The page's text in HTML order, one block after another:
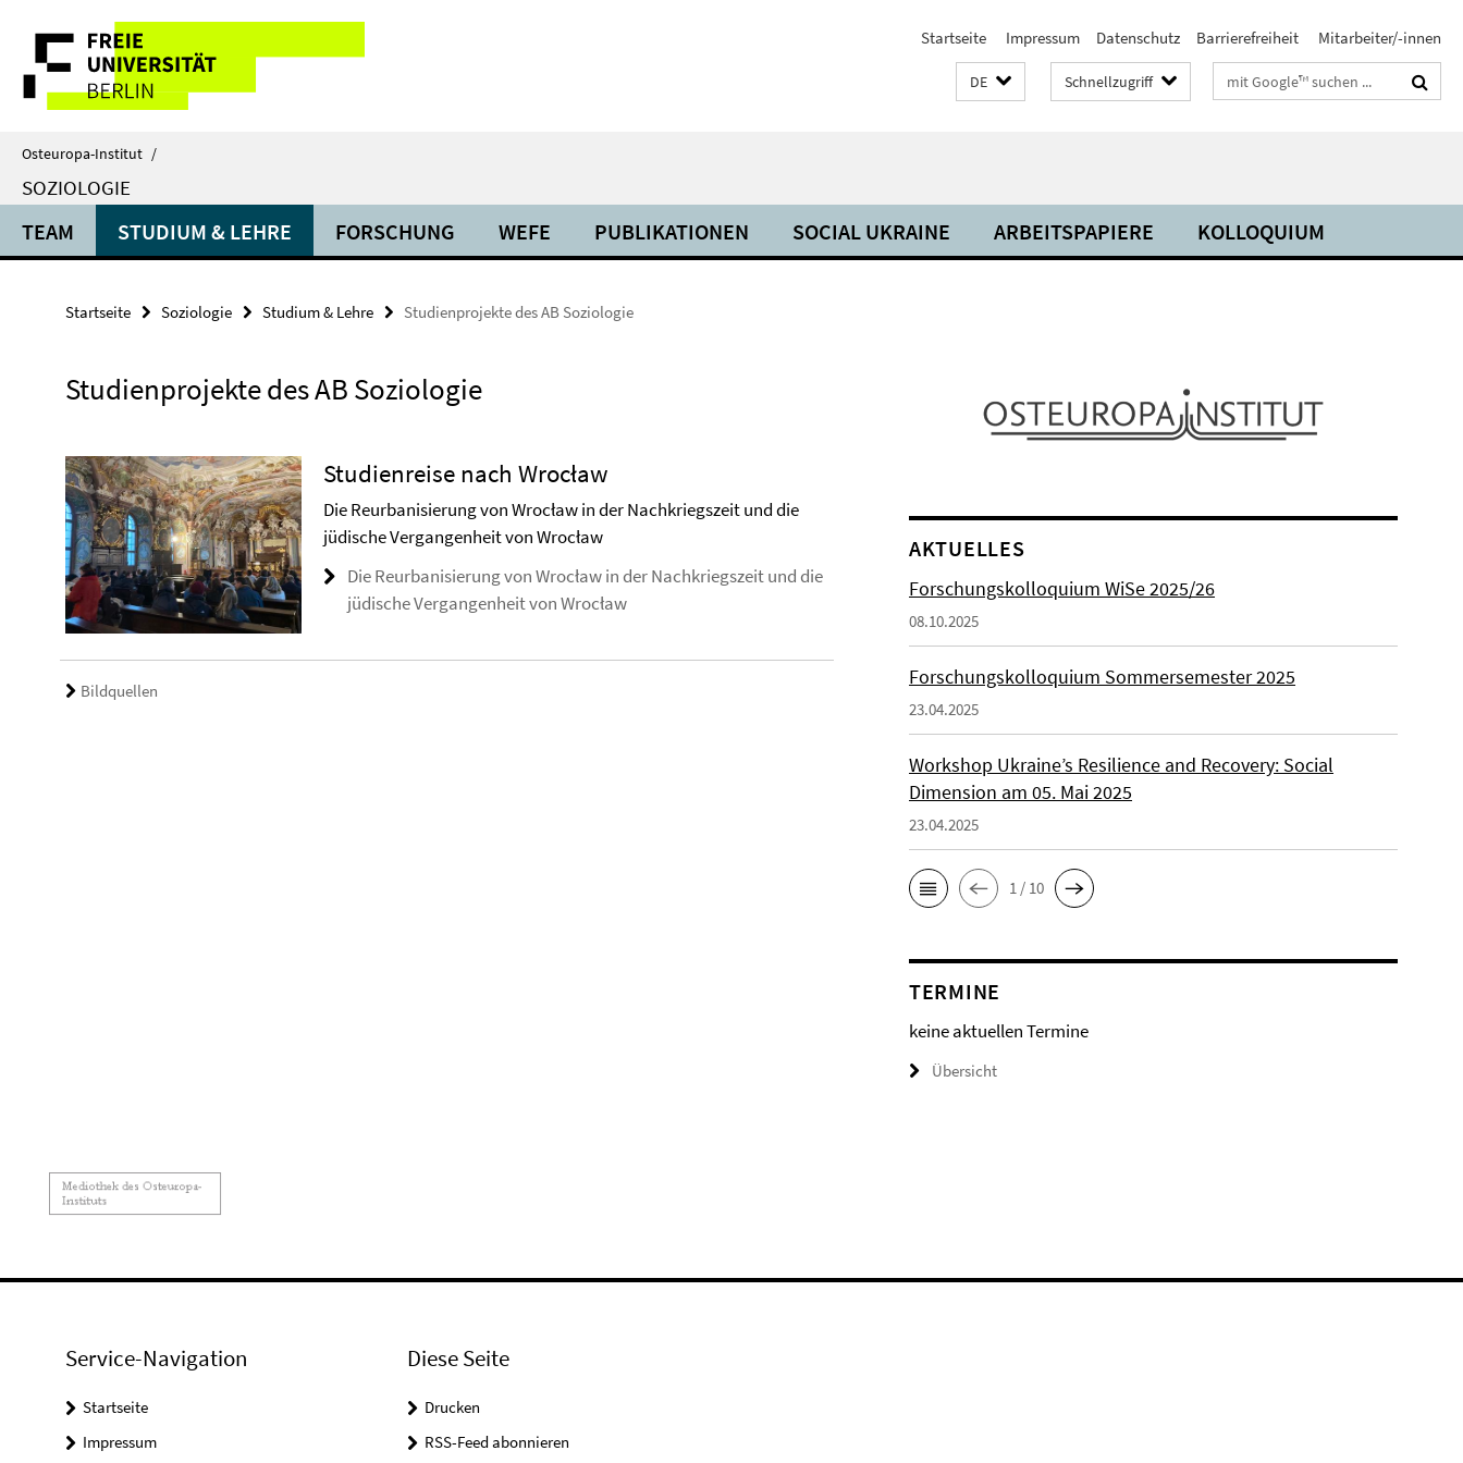
direkt
Inhalt
Service-
Navigation
Startseite Impressum Datenschutz Barrierefreiheit Mitarbeiter/-innen
DE Schnellzugriff Suchbegriffe
Osteuropa-Institut /
SOZIOLOGIE
TEAM STUDIUM & LEHRE FORSCHUNG WEFE PUBLIKATIONEN SOCIAL UKRAINE ARBEITSPAPIERE KOLLOQUIUM
Startseite Soziologie Studium & Lehre Studienprojekte des AB Soziologie
Studienprojekte des AB Soziologie
Studienreise nach Wrocław
Die Reurbanisierung von Wrocław in der Nachkriegszeit und die
jüdische Vergangenheit von Wrocław
Die Reurbanisierung von Wrocław in der Nachkriegszeit und die
jüdische Vergangenheit von Wrocław
Bildquellen
AKTUELLES
Forschungskolloquium WiSe 2025/26
08.10.2025
Forschungskolloquium Sommersemester 2025
23.04.2025
Workshop Ukraine’s Resilience and Recovery: Social
Dimension am 05. Mai 2025
23.04.2025
1 / 10
TERMINE
keine aktuellen Termine
Übersicht
Service-Navigation
Startseite
Impressum
Diese Seite
Drucken
RSS-Feed abonnieren